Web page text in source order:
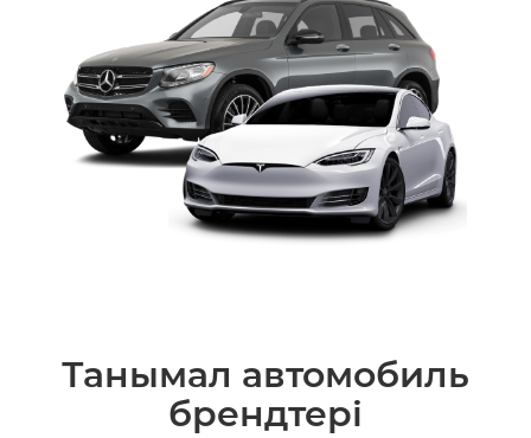
Танымал автомобиль
брендтері